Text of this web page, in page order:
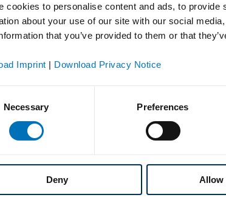
cookies to personalise content and ads, to
about your use of our site with our social
that you’ve provided to them or that
Imprint | Download Privacy Notice
Necessary Preferences
Deny Allow